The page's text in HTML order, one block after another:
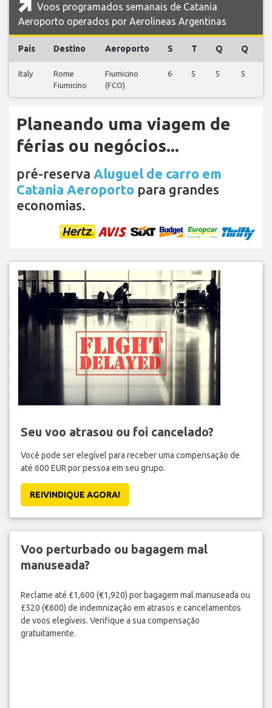
Voos programados semanais de Catania
Aeroporto operados por Aerolineas Argentinas
País Destino Aeroporto S T Q Q
Italy
Rome
Fiumicino
Fiumicino
(FCO)
6 5 5 5
Planeando uma viagem de
férias ou negócios...
pré-reserva Aluguel de carro em
Catania Aeroporto para grandes
economias.
Seu voo atrasou ou foi cancelado?
Você pode ser elegível para receber uma compensação de
até 600 EUR por pessoa em seu grupo.
REIVINDIQUE AGORA!
Voo perturbado ou bagagem mal
manuseada?
Reclame até £1,600 (€1,920) por bagagem mal manuseada ou
£520 (€600) de indemnização em atrasos e cancelamentos
de voos elegíveis. Verifique a sua compensação
gratuitamente.